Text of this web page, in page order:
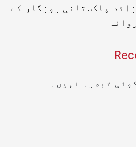
سے زائد پاکستانی روزگار کے
تبصرہ نہیں۔